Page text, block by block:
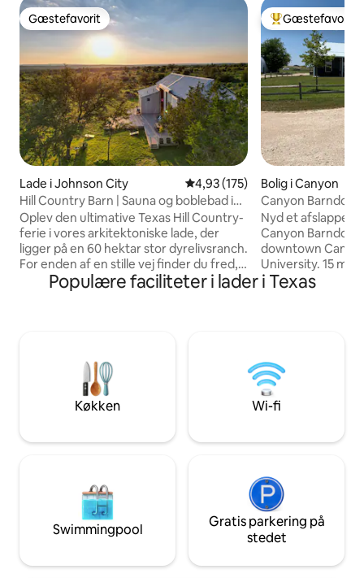
Gæstefavorit
Gæstefavorit
Lade i Johnson City 4,93 ud af 5 i gennemsnitlig
4,93 (175)
Hill Country Barn | Sauna og boblebad i
cedertræ
Oplev den ultimative Texas Hill Country-
ferie i vores arkitektoniske lade, der
ligger på en 60 hektar stor dyrelivsranch.
For enden af en stille vej finder du fred,
plads og privatliv – men du er kun få
minutter fra lokale vingårde. Gør dit
hybridboblebad i cedertræ (elektrisk og
for en sammenkomst med venner og
Kontakt os for at drøfte mulighederne.
Bedste
Gæstefavorit
Bolig i Canyon
Canyon
Nyd et
Canyon Barndominium.
downtown
University. 15
Canyon. Rigelig
badeværelser. TV
Omkring 1700
tillader vi IKKE
boligdelen af
butiksdelen er
Populære faciliteter i lader i Texas
Køkken Wi-fi
Swimmingpool
Gratis parkering på
stedet